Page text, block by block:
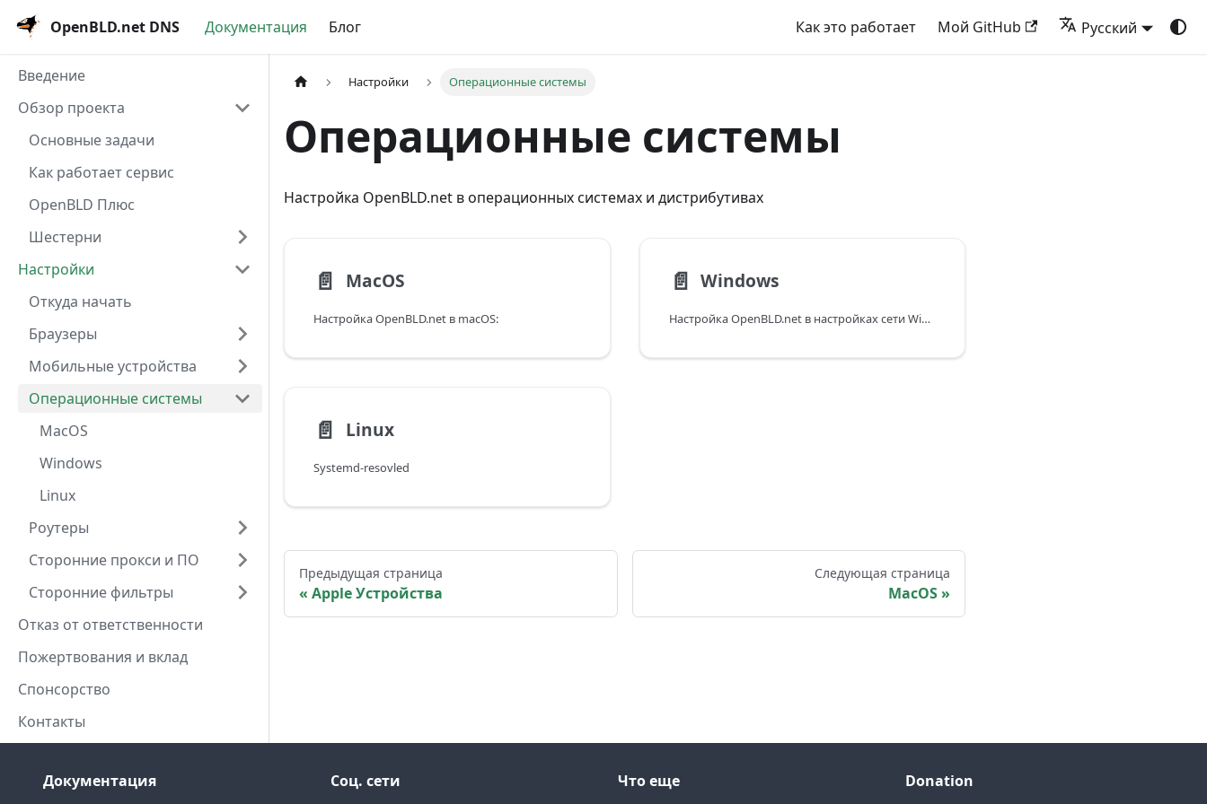
OpenBLD.net DNS Документация Блог Как это работает Мой GitHub Русский
Введение
Обзор проекта
Основные задачи
Как работает сервис
OpenBLD Плюс
Шестерни
Настройки
Откуда начать
Браузеры
Мобильные устройства
Операционные системы
MacOS
Windows
Linux
Роутеры
Сторонние прокси и ПО
Сторонние фильтры
Отказ от ответственности
Пожертвования и вклад
Спонсорство
Контакты
Настройки Операционные системы
Операционные системы
Настройка OpenBLD.net в операционных системах и дистрибутивах
📄️ MacOS
Настройка OpenBLD.net в macOS:
📄️ Windows
Настройка OpenBLD.net в настройках сети Windows
📄️ Linux
Systemd-resovled
Предыдущая страница
Apple Устройства
Следующая страница
MacOS
Документация Соц. сети Что еще Donation